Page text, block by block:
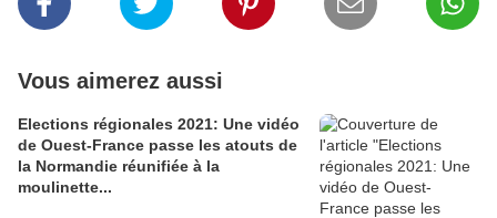
Vous aimerez aussi
Elections régionales 2021: Une vidéo
de Ouest-France passe les atouts de
la Normandie réunifiée à la
moulinette...